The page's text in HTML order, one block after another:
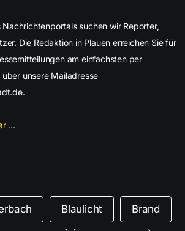
suchen wir Reporter,
Die Redaktion in Plauen erreichen Sie für
am einfachsten per
unsere Mailadresse
...
Blaulicht Brand